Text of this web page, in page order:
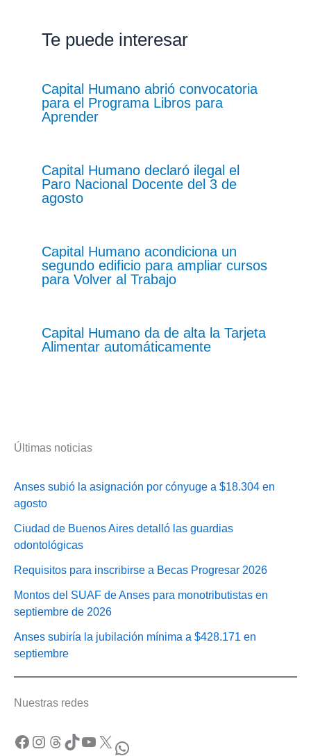
Te puede interesar
Capital Humano abrió convocatoria
para el Programa Libros para
Aprender
Capital Humano declaró ilegal el
Paro Nacional Docente del 3 de
agosto
Capital Humano acondiciona un
segundo edificio para ampliar cursos
para Volver al Trabajo
Capital Humano da de alta la Tarjeta
Alimentar automáticamente
Últimas noticias
Anses subió la asignación por cónyuge a $18.304 en
agosto
Ciudad de Buenos Aires detalló las guardias
odontológicas
Requisitos para inscribirse a Becas Progresar 2026
Montos del SUAF de Anses para monotributistas en
septiembre de 2026
Anses subiría la jubilación mínima a $428.171 en
septiembre
Nuestras redes
Facebook Instagram Threads TikTok YouTube X WhatsApp